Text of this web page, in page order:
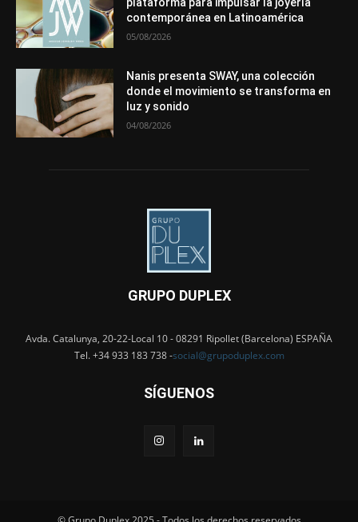
contemporánea en Latinoamérica
05/08/2026
Nanis presenta SWAY, una colección
donde el movimiento se transforma en
luz y sonido
04/08/2026
GRUPO DUPLEX
Avda. Catalunya, 20-22-Local 10 - 08291 Ripollet (Barcelona) ESPAÑA
Tel. +34 933 183 738 -social@grupoduplex.com
SÍGUENOS